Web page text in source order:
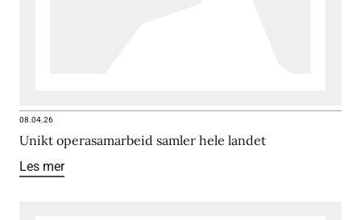
08.04.26
Unikt operasamarbeid samler hele landet
Les mer